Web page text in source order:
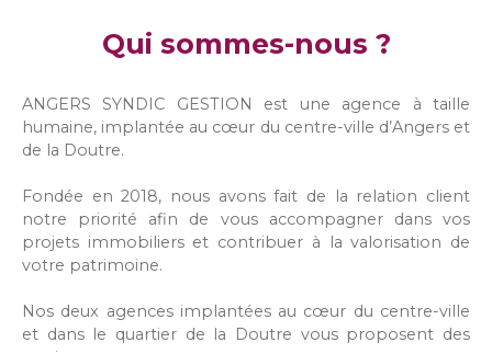
Qui sommes-nous ?
ANGERS SYNDIC GESTION est une agence à taille
humaine, implantée au cœur du centre-ville d’Angers et
de la Doutre.
Fondée en 2018, nous avons fait de la relation client
notre priorité afin de vous accompagner dans vos
projets immobiliers et contribuer à la valorisation de
votre patrimoine.
Nos deux agences implantées au cœur du centre-ville
et dans le quartier de la Doutre vous proposent des